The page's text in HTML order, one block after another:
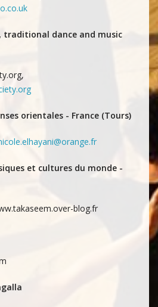
traditional dance and music
orientales - France (Tours)
et cultures du monde -
blog.fr